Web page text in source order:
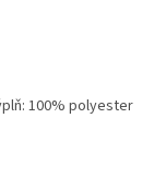
100% polyester